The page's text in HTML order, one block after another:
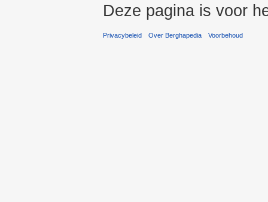
Deze pagina is voor
Privacybeleid Over Berghapedia Voorbehoud